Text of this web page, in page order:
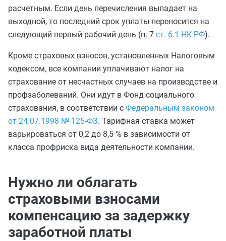
расчетным. Если день перечисления выпадает на
выходной, то последний срок уплаты переносится на
следующий первый рабочий день (п. 7 ст. 6.1 НК РФ).
Кроме страховых взносов, установленных Налоговым
кодексом, все компании уплачивают налог на
страхование от несчастных случаев на производстве и
профзаболеваний. Они идут в Фонд социального
страхования, в соответствии с Федеральным законом
от 24.07.1998 № 125-ФЗ. Тарифная ставка может
варьироваться от 0,2 до 8,5 % в зависимости от
класса профриска вида деятельности компании.
Нужно ли облагать
страховыми взносами
компенсацию за задержку
заработной платы